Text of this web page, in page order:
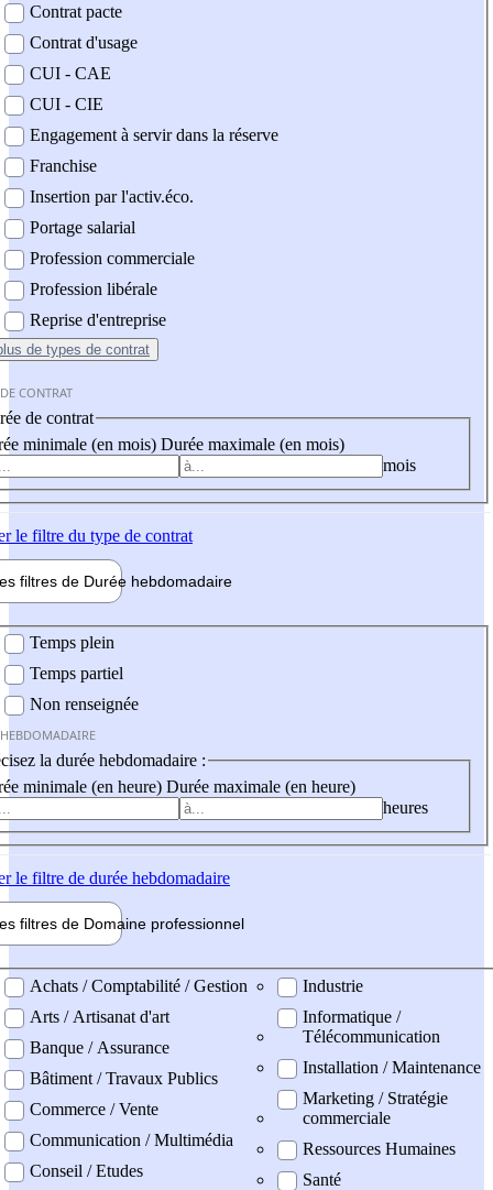
Contrat pacte
Contrat d'usage
CUI - CAE
CUI - CIE
Engagement à servir dans la réserve
Franchise
Insertion par l'activ.éco.
Portage salarial
Profession commerciale
Profession libérale
Reprise d'entreprise
de types de contrat
CONTRAT
de contrat
minimale (en mois) Durée maximale (en mois)
mois
le filtre du type de contrat
filtres de Durée hebdomadaire
Temps plein
Temps partiel
Non renseignée
la durée hebdomadaire :
minimale (en heure) Durée maximale (en heure)
heures
le filtre de durée hebdomadaire
filtres de Domaine professionnel
professionel
Achats / Comptabilité / Gestion
Arts / Artisanat d'art
Banque / Assurance
Bâtiment / Travaux Publics
Commerce / Vente
Communication / Multimédia
Conseil / Etudes
Industrie
Informatique /
Télécommunication
Installation / Maintenance
Marketing / Stratégie
commerciale
Ressources Humaines
Santé